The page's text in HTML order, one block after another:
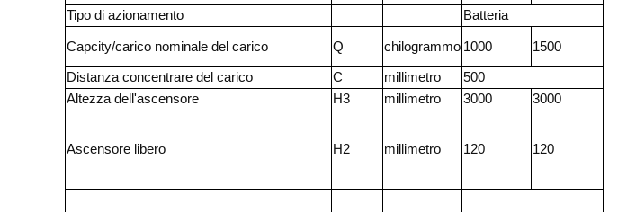
Tipo di azionamento Batteria
Capcity/carico nominale del carico Q chilogrammo 1000 1500
Distanza concentrare del carico C millimetro
500
Altezza dell'ascensore
H3 millimetro 3000 3000
Ascensore libero H2 millimetro 120 120